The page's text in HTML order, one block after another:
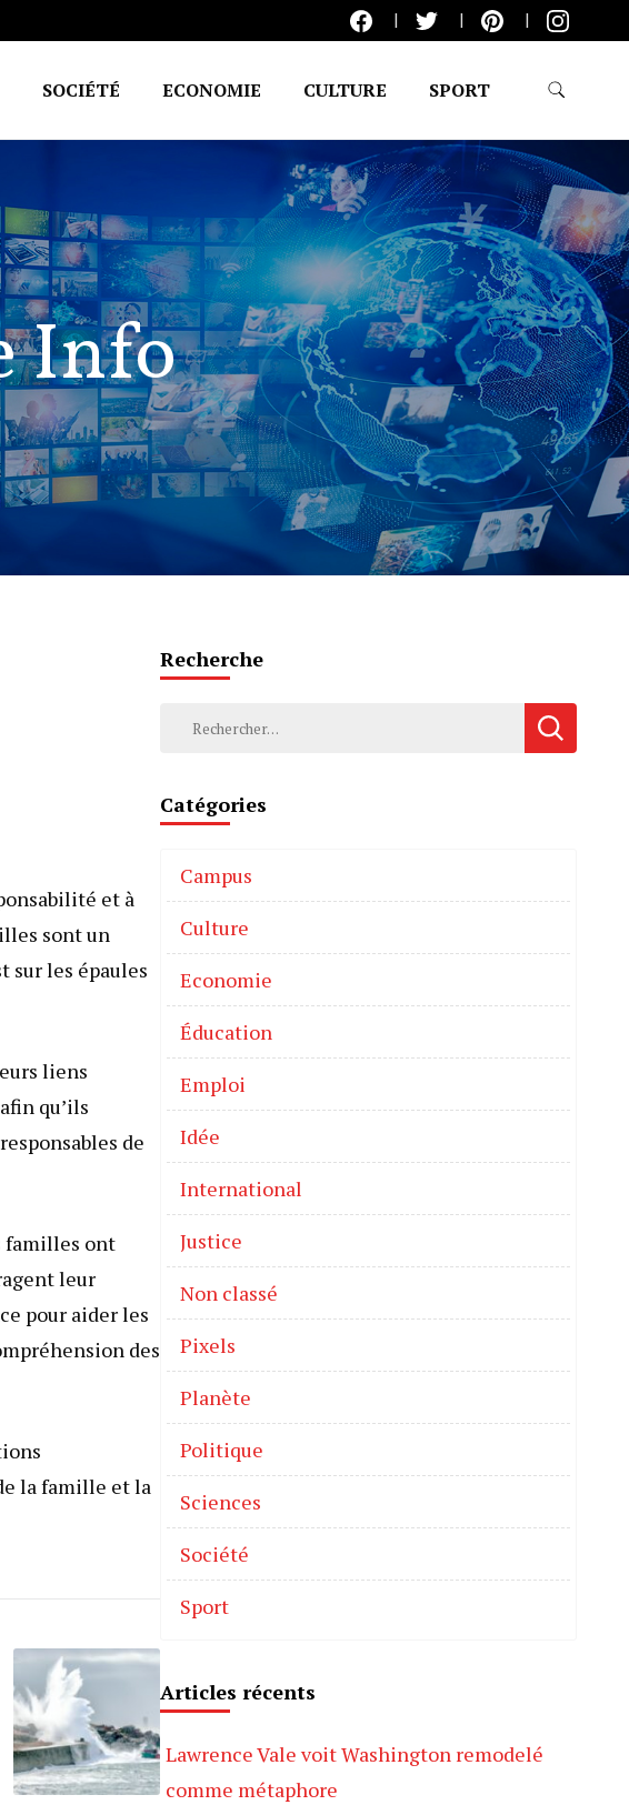
SOCIÉTÉ ECONOMIE CULTURE SPORT
Info
et à
sont un
sur les épaules
liens
qu’ils
de
familles ont
leur
pour aider les
des
la famille et la
Recherche
Catégories
Campus
Culture
Economie
Éducation
Emploi
Idée
International
Justice
Non classé
Pixels
Planète
Politique
Sciences
Société
Sport
Articles récents
Lawrence Vale voit Washington remodelé
comme métaphore